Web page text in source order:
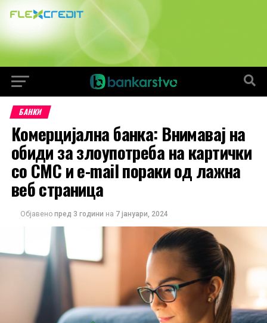
БАНКИ
Комерцијална банка: Внимавај на
обиди за злоупотреба на картички
со СМС и e-mail пораки од лажна
веб страница
Објавено пред 3 години на 7 јануари, 2024